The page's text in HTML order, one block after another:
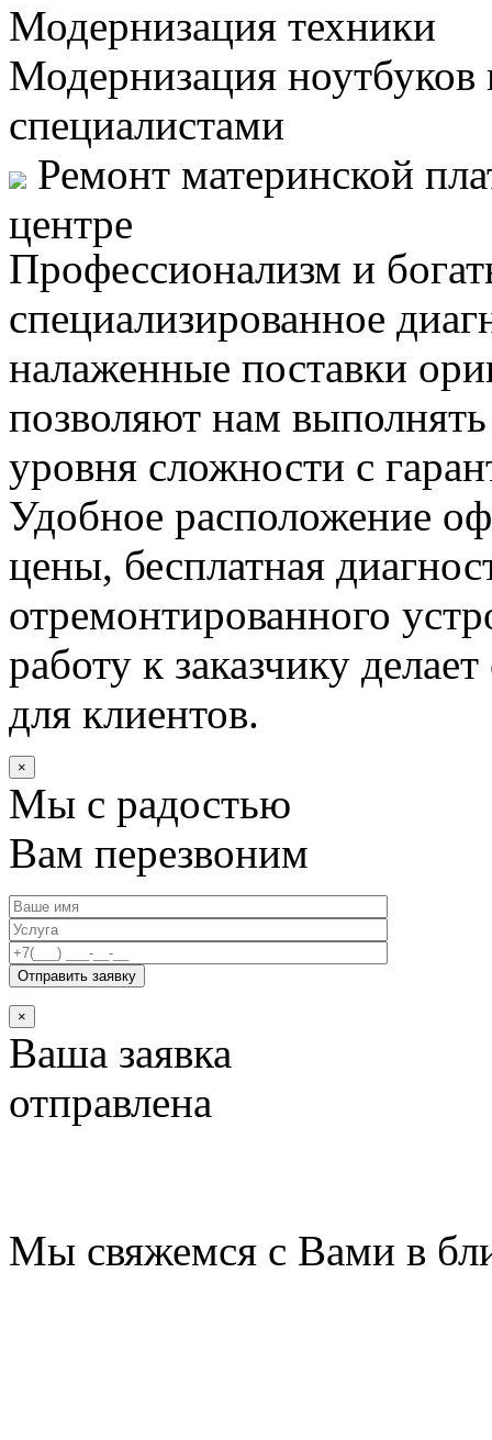
Модернизация техники
Модернизация
специалистами
Ремонт материнской
центре
Профессионализм и
специализированное
налаженные поставки
позволяют нам
уровня сложности с
Удобное расположение
цены, бесплатная
отремонтированного
работу к заказчику
для клиентов.
×
Мы с радостью
Вам перезвоним
×
Ваша заявка
отправлена
Мы свяжемся с Вами в